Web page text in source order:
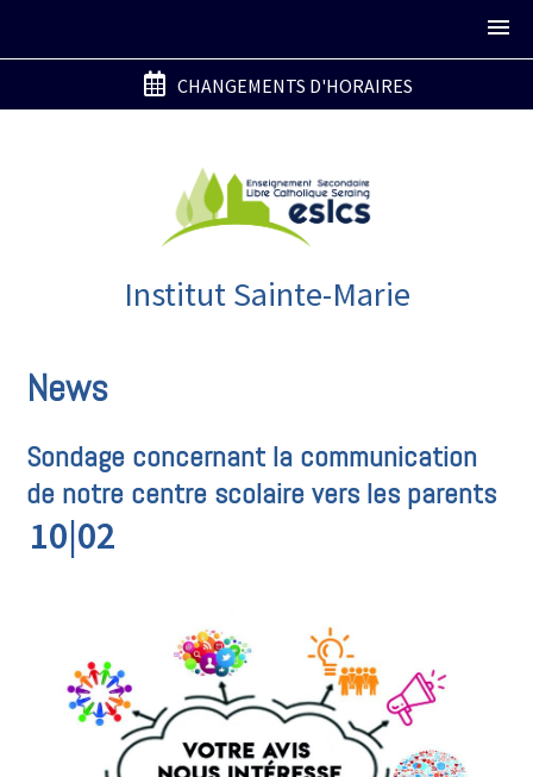
Institut Sainte-Marie
CHANGEMENTS D'HORAIRES
News
Sondage concernant la communication
de notre centre scolaire vers les parents
10|02